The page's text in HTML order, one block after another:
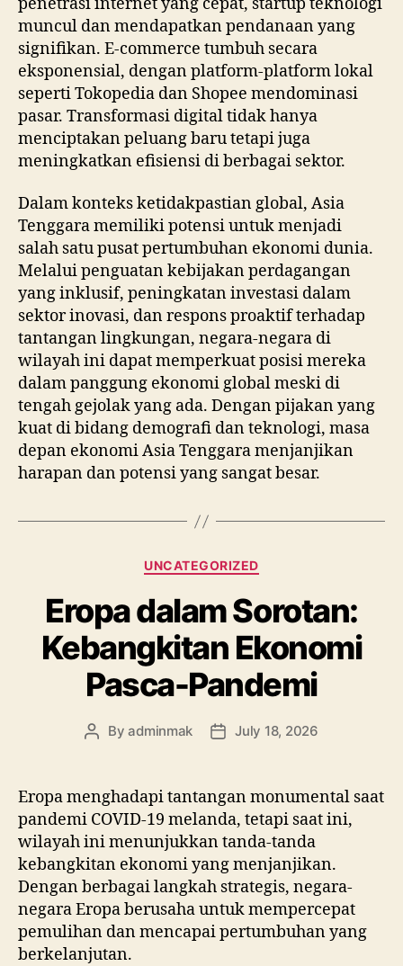
muncul dan mendapatkan pendanaan yang
signifikan. E-commerce tumbuh secara
eksponensial, dengan platform-platform lokal
seperti Tokopedia dan Shopee mendominasi
pasar. Transformasi digital tidak hanya
menciptakan peluang baru tetapi juga
meningkatkan efisiensi di berbagai sektor.
Dalam konteks ketidakpastian global, Asia
Tenggara memiliki potensi untuk menjadi
salah satu pusat pertumbuhan ekonomi dunia.
Melalui penguatan kebijakan perdagangan
yang inklusif, peningkatan investasi dalam
sektor inovasi, dan respons proaktif terhadap
tantangan lingkungan, negara-negara di
wilayah ini dapat memperkuat posisi mereka
dalam panggung ekonomi global meski di
tengah gejolak yang ada. Dengan pijakan yang
kuat di bidang demografi dan teknologi, masa
depan ekonomi Asia Tenggara menjanjikan
harapan dan potensi yang sangat besar.
Categories
UNCATEGORIZED
Eropa dalam Sorotan:
Kebangkitan Ekonomi
Pasca-Pandemi
PostByadminmak
PostJuly 18, 2026
Eropa menghadapi tantangan monumental saat
pandemi COVID-19 melanda, tetapi saat ini,
wilayah ini menunjukkan tanda-tanda
kebangkitan ekonomi yang menjanjikan.
Dengan berbagai langkah strategis, negara-
negara Eropa berusaha untuk mempercepat
pemulihan dan mencapai pertumbuhan yang
berkelanjutan.